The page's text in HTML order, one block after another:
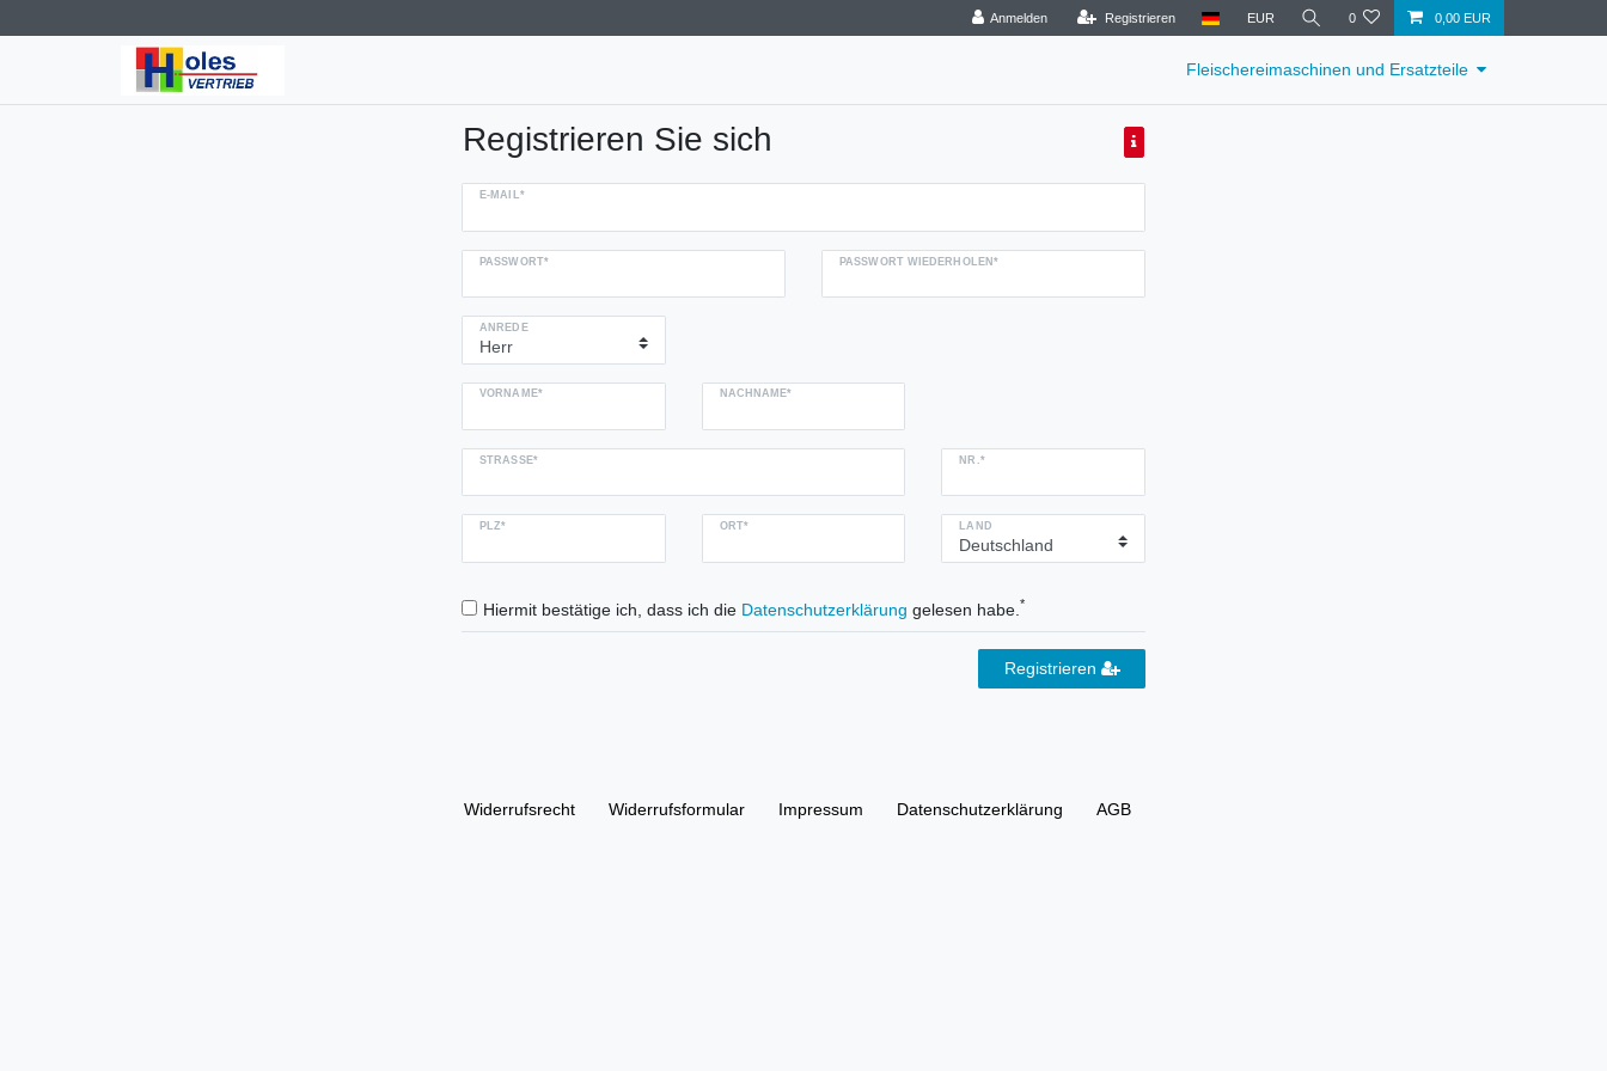
Anmelden Registrieren EUR 0 0,00 EUR
Fleischereimaschinen und Ersatzteile
Registrieren Sie sich
E-MAIL*
PASSWORT* PASSWORT WIEDERHOLEN*
ANREDE
VORNAME* NACHNAME*
STRASSE* NR.*
PLZ* ORT* LAND
Hiermit bestätige ich, dass ich die Daten­schutz­erklärung gelesen habe. *
Registrieren
Widerrufs­recht Widerrufs­formular Impressum Daten­schutz­erklärung AGB